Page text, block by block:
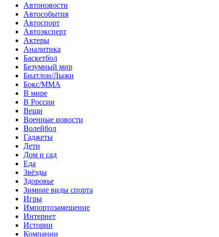
Автоновости
Автособытия
Автоспорт
Автоэксперт
Актеры
Аналитика
Баскетбол
Безумный мир
Биатлон/Лыжи
Бокс/MMA
В мире
В России
Вещи
Военные новости
Волейбол
Гаджеты
Дети
Дом и сад
Еда
Звёзды
Здоровье
Зимние виды спорта
Игры
Импортозамещение
Интернет
Истории
Компании